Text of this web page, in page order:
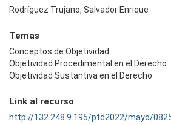
Rodríguez Trujano, Salvador Enrique
Temas
Conceptos de Objetividad
Objetividad Procedimental en el Derecho
Objetividad Sustantiva en el Derecho
Link al recurso
http://132.248.9.195/ptd2022/mayo/